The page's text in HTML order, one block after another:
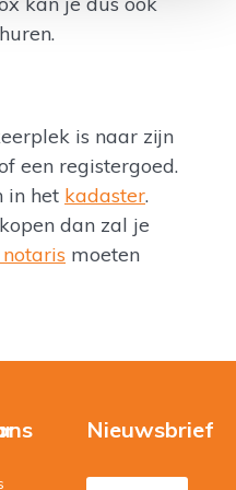
is naar zijn
een registergoed.
in het kadaster.
dan zal je
moeten
Nieuwsbrief